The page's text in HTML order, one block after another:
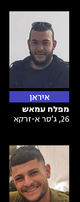
איראן
מפלח עמאש
26
, ג'סר א-זרקא